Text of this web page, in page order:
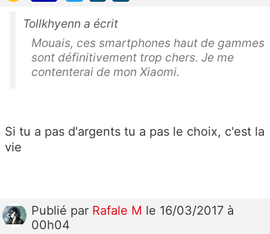
Tollkhyenn a écrit
Mouais, ces smartphones haut de gammes
sont définitivement trop chers. Je me
contenterai de mon Xiaomi.
Si tu a pas d'argents tu a pas le choix, c'est la
vie
Publié par Rafale M le 16/03/2017 à
00h04